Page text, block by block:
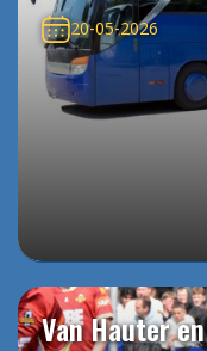
20-05-2026
Van Hauter